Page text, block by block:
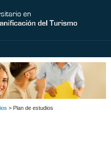
> Plan de estudios